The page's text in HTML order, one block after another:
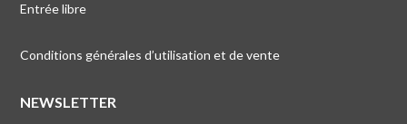
Entrée libre
Conditions générales d’utilisation et de vente
NEWSLETTER